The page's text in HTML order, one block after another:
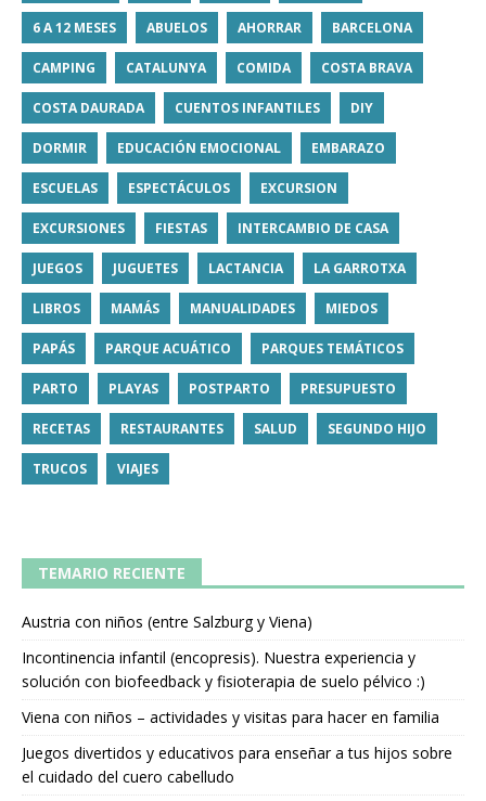
6 A 12 MESES ABUELOS AHORRAR BARCELONA
CAMPING CATALUNYA COMIDA COSTA BRAVA
COSTA DAURADA CUENTOS INFANTILES DIY
DORMIR EDUCACIÓN EMOCIONAL EMBARAZO
ESCUELAS ESPECTÁCULOS EXCURSION
EXCURSIONES FIESTAS INTERCAMBIO DE CASA
JUEGOS JUGUETES LACTANCIA LA GARROTXA
LIBROS MAMÁS MANUALIDADES MIEDOS
PAPÁS PARQUE ACUÁTICO PARQUES TEMÁTICOS
PARTO PLAYAS POSTPARTO PRESUPUESTO
RECETAS RESTAURANTES SALUD SEGUNDO HIJO
TRUCOS VIAJES
TEMARIO RECIENTE
Austria con niños (entre Salzburg y Viena)
Incontinencia infantil (encopresis). Nuestra experiencia y
solución con biofeedback y fisioterapia de suelo pélvico :)
Viena con niños – actividades y visitas para hacer en familia
Juegos divertidos y educativos para enseñar a tus hijos sobre
el cuidado del cuero cabelludo